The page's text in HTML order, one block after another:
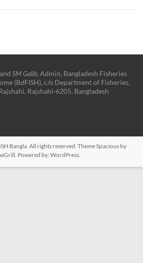
andSM Galib, Admin, Bangladesh Fisheries
(BdFISH), c/o Department of Fisheries,
Rajshahi-6205, Bangladesh
Bangla. All rights reserved. ThemeSpaciousby
Powered by:WordPress.